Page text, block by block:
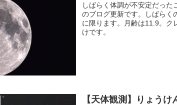
しばらく体調が不安定だった
のブログ更新です。しばらく
に限ります。月齢は11.9。ク
けです。
【天体観測】りょう